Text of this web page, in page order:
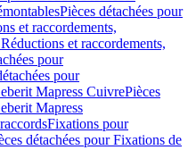
Pièces détachées pour
et raccordements,
et raccordements,
pour
pour
Mapress CuivrePièces
Mapress
Fixations pour
détachées pour Fixations de